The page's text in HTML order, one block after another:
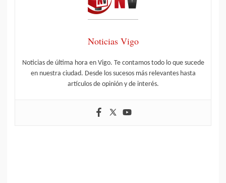
Noticias Vigo
Noticias de última hora en Vigo. Te contamos todo lo que sucede
en nuestra ciudad. Desde los sucesos más relevantes hasta
artículos de opinión y de interés.